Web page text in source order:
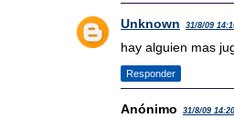
Unknown 31/8/09
hay alguien mas
Responder
Anónimo 31/8/09 14:20